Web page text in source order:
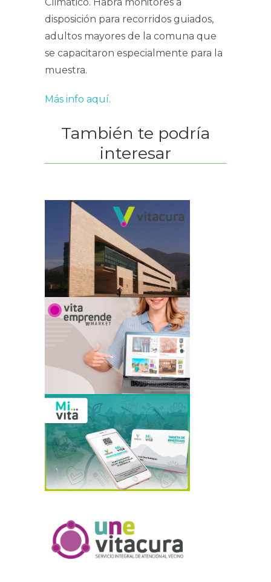
disposición para recorridos guiados,
adultos mayores de la comuna que
se capacitaron especialmente para la
muestra.
Más info aquí.
También te podría
interesar